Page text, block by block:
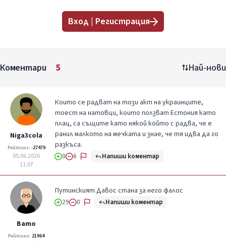
Вход | Регистрация
Коментари 5 Най-нови
Niga3cola
Рейтинг: -27479
05.06.2026
11:07
Които се радват на този акт на украинците,
тоест на натовци, които ползват Естония като
плац, са същите като някой който с радва, че е
ранил малкото на мечката и знае, че тя идва да го
разкъса.
0 6 Напиши коментар
Вато
Рейтинг: 21964
Путинският Давос стана за него фалос
29 0 Напиши коментар